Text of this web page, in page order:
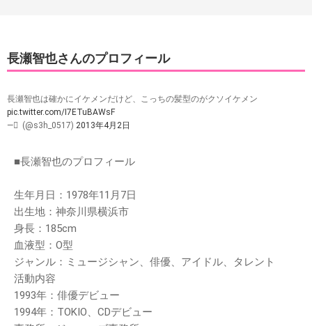
長瀬智也さんのプロフィール
長瀬智也は確かにイケメンだけど、こっちの髪型のがクソイケメン
pic.twitter.com/I7ETuBAWsF
— ً (@s3h_0517) 2013年4月2日
■長瀬智也のプロフィール
生年月日：1978年11月7日
出生地：神奈川県横浜市
身長：185cm
血液型：O型
ジャンル：ミュージシャン、俳優、アイドル、タレント
活動内容
1993年：俳優デビュー
1994年：TOKIO、CDデビュー